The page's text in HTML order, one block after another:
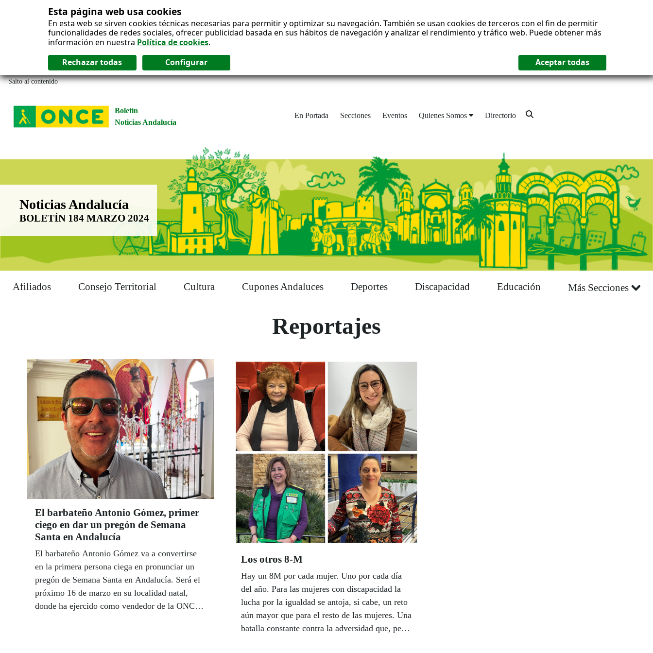
Esta página web usa cookies
En esta web se sirven cookies técnicas necesarias para permitir y optimizar su navegación. También se usan cookies de terceros con el fin de permitir
funcionalidades de redes sociales, ofrecer publicidad basada en sus hábitos de navegación y analizar el rendimiento y tráfico web. Puede obtener más
información en nuestra Política de cookies.
Salto al contenido
Boletín
Noticias Andalucía
En Portada Secciones Eventos Quienes Somos Directorio
Boletín Noticias Andalucía
Noticias Andalucía
BOLETÍN 184 MARZO 2024
Afiliados Consejo Territorial Cultura Cupones Andaluces Deportes Discapacidad Educación Más Secciones
Reportajes
El barbateño Antonio Gómez, primer
ciego en dar un pregón de Semana
Santa en Andalucía
El barbateño Antonio Gómez va a convertirse
en la primera persona ciega en pronunciar un
pregón de Semana Santa en Andalucía. Será el
próximo 16 de marzo en su localidad natal,
donde ha ejercido como vendedor de la ONCE
Los otros 8-M
Hay un 8M por cada mujer. Uno por cada día
del año. Para las mujeres con discapacidad la
lucha por la igualdad se antoja, si cabe, un reto
aún mayor que para el resto de las mujeres. Una
batalla constante contra la adversidad que, pese